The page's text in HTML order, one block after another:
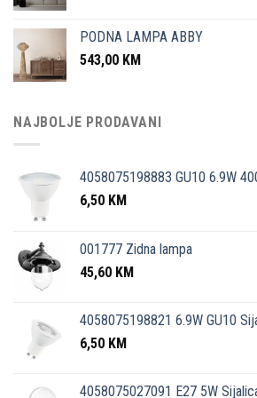
PODNA LAMPA ABBY
543,00 KM
NAJBOLJE PRODAVANI
4058075198883 GU10 6.9W
6,50 KM
001777 Zidna lampa
45,60 KM
4058075198821 6.9W GU10
6,50 KM
4058075027091 E27 5W